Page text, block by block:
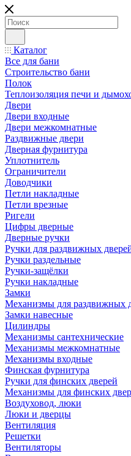
Каталог
Все для бани
Строительство бани
Полок
Теплоизоляция печи и
Двери
Двери входные
Двери межкомнатные
Раздвижные двери
Дверная фурнитура
Уплотнитель
Ограничители
Доводчики
Петли накладные
Петли врезные
Ригели
Цифры дверные
Дверные ручки
Ручки для раздвижных
Ручки раздельные
Ручки-защёлки
Ручки накладные
Замки
Механизмы для раздвижных
Замки навесные
Цилиндры
Механизмы сантехнические
Механизмы межкомнатные
Механизмы входные
Финская фурнитура
Ручки для финских дверей
Механизмы для финских
Воздуховод, люки
Люки и дверцы
Вентиляция
Решетки
Вентиляторы